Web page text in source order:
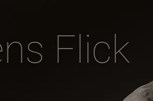
Flick